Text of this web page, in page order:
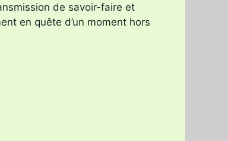
de savoir-faire et
en quête d’un moment hors